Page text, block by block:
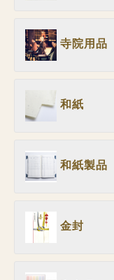
寺院用品
和紙
和紙製品
金封